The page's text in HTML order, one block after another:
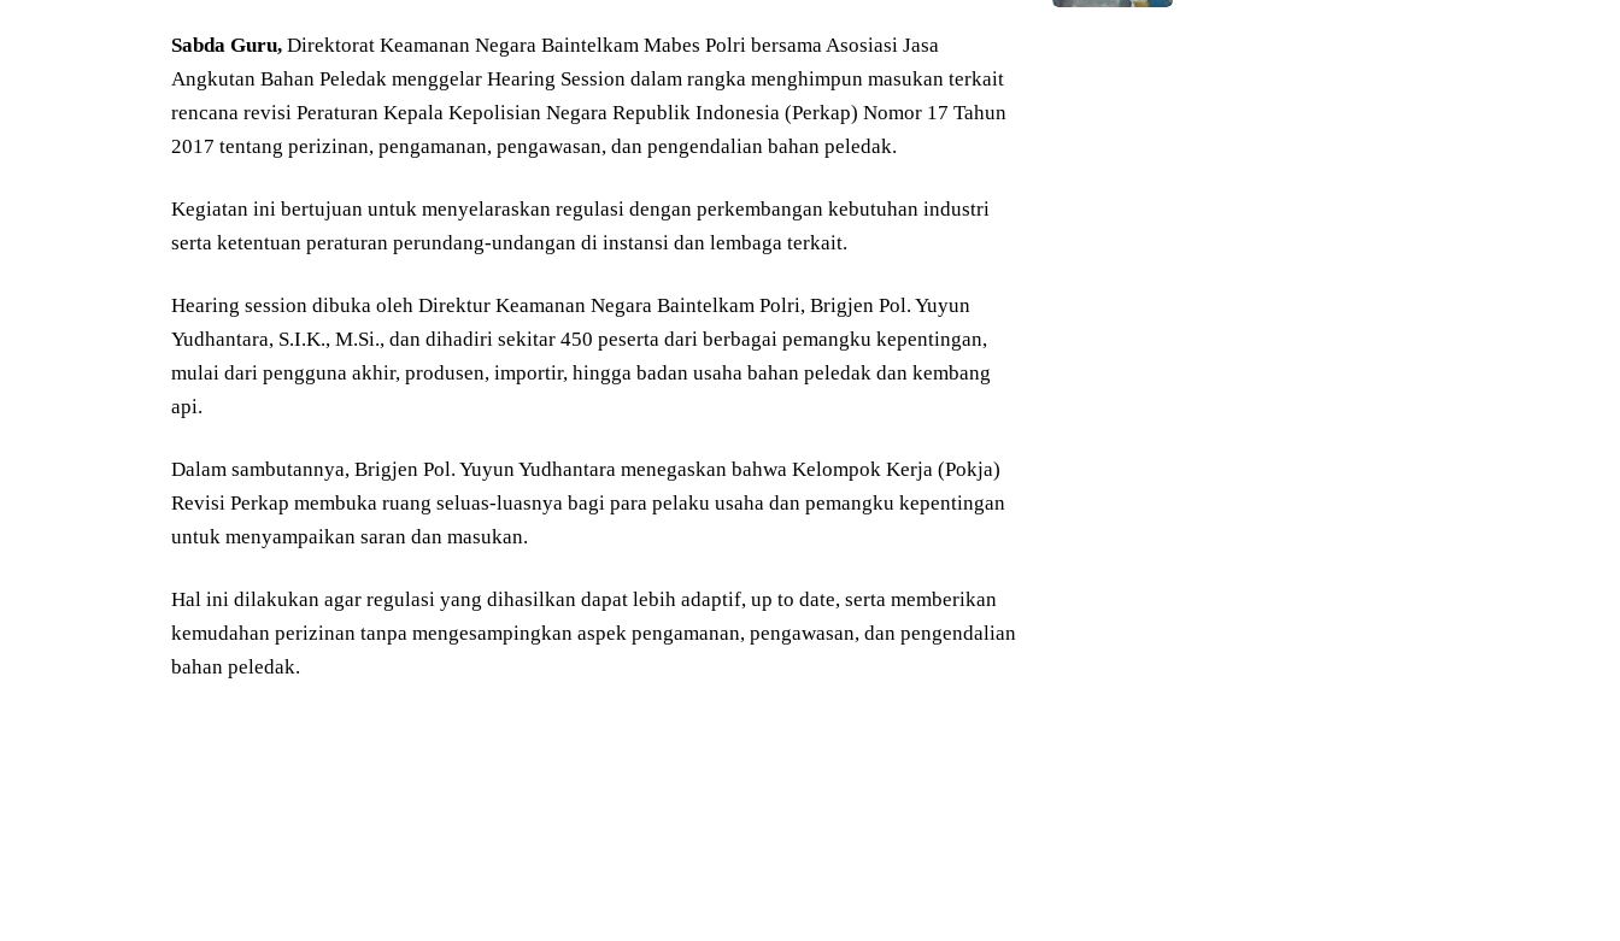
Sabda Guru, Direktorat Keamanan Negara Baintelkam Mabes Polri bersama Asosiasi Jasa
Angkutan Bahan Peledak menggelar Hearing Session dalam rangka menghimpun masukan terkait
rencana revisi Peraturan Kepala Kepolisian Negara Republik Indonesia (Perkap) Nomor 17 Tahun
2017 tentang perizinan, pengamanan, pengawasan, dan pengendalian bahan peledak.
Kegiatan ini bertujuan untuk menyelaraskan regulasi dengan perkembangan kebutuhan industri
serta ketentuan peraturan perundang-undangan di instansi dan lembaga terkait.
Hearing session dibuka oleh Direktur Keamanan Negara Baintelkam Polri, Brigjen Pol. Yuyun
Yudhantara, S.I.K., M.Si., dan dihadiri sekitar 450 peserta dari berbagai pemangku kepentingan,
mulai dari pengguna akhir, produsen, importir, hingga badan usaha bahan peledak dan kembang
api.
Dalam sambutannya, Brigjen Pol. Yuyun Yudhantara menegaskan bahwa Kelompok Kerja (Pokja)
Revisi Perkap membuka ruang seluas-luasnya bagi para pelaku usaha dan pemangku kepentingan
untuk menyampaikan saran dan masukan.
Hal ini dilakukan agar regulasi yang dihasilkan dapat lebih adaptif, up to date, serta memberikan
kemudahan perizinan tanpa mengesampingkan aspek pengamanan, pengawasan, dan pengendalian
bahan peledak.